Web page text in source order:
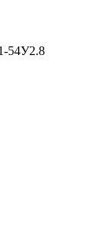
54У2.8